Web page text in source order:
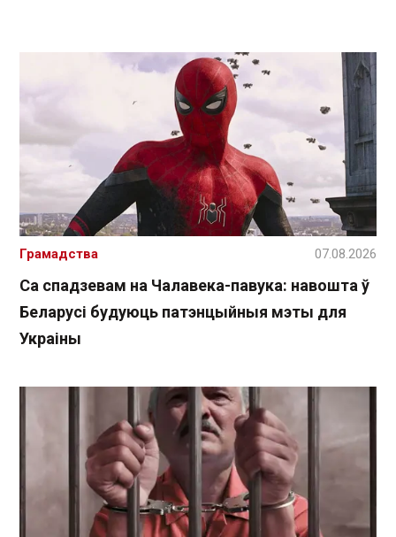
Са спадзевам на Чалавека-павука: навошта ў
Беларусі будуюць патэнцыйныя мэты для
Украіны
Грамадства 07.08.2026